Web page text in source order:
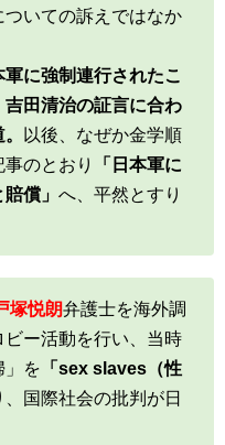
いての訴えではなか
に強制連行されたこ
田清治の証言に合わ
以後、なぜか金学順
のとおり
「日本軍に
償」 へ、平然とすり
塚悦朗弁護士を海外調
ー活動を行い、当時
」を 「sex slaves（性
国際社会の批判が日